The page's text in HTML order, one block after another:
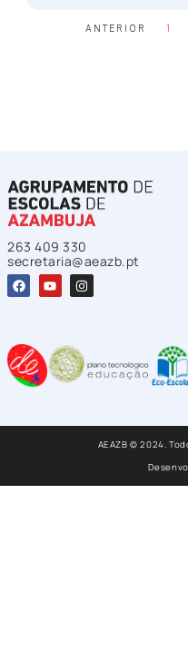
ANTERIOR 1
263 409 330
secretaria@aeazb.pt
AEAZB © 2024.